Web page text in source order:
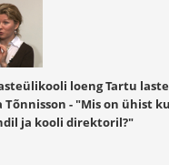
loeng Tartu
Tõnnisson - "Mis on ühist
ja kooli direktoril?"